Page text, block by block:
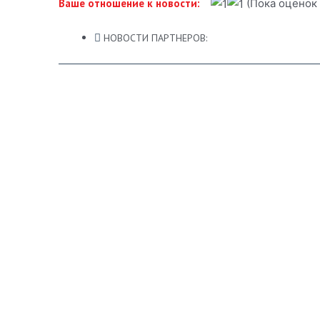
Ваше отношение к новости: (Пока оценок
НОВОСТИ ПАРТНЕРОВ: